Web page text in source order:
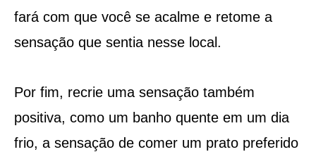
fará com que você se acalme e retome a
sensação que sentia nesse local.
Por fim, recrie uma sensação também
positiva, como um banho quente em um dia
frio, a sensação de comer um prato preferido